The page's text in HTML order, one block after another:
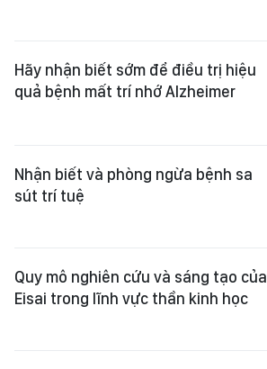
Hãy nhận biết sớm để điều trị hiệu
quả bệnh mất trí nhớ Alzheimer
Nhận biết và phòng ngừa bệnh sa
sút trí tuệ
Quy mô nghiên cứu và sáng tạo của
Eisai trong lĩnh vực thần kinh học